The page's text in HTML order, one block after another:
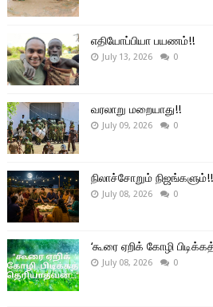
எதியோப்பியா பயணம்!!
July 13, 2026 0
வரலாறு மறையாது!!
July 09, 2026 0
நிலாச்சோறும் நிஜங்களும்!!
July 08, 2026 0
‘கூரை ஏறிக் கோழி
July 08, 2026 0